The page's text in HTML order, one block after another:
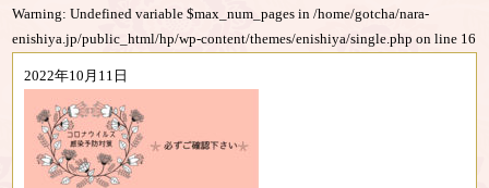
Warning: Undefined variable $max_num_pages in/home/gotcha/nara-
enishiya.jp/public_html/hp/wp-content/themes/enishiya/single.php on line 16
2022年10月11日